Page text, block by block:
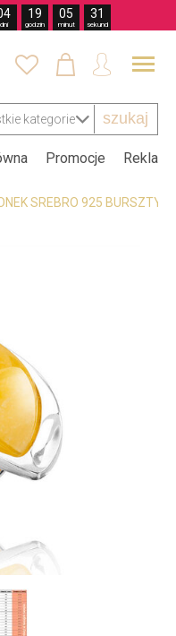
dni
19
godzin
05
minut
30
sekund
szukaj
  
Promocje
SREBRO 925